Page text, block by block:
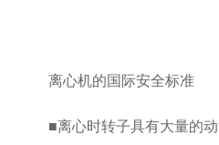
我们通过转子设计回应了客户
离心机的国际安全标准
■离心时转子具有大量的动